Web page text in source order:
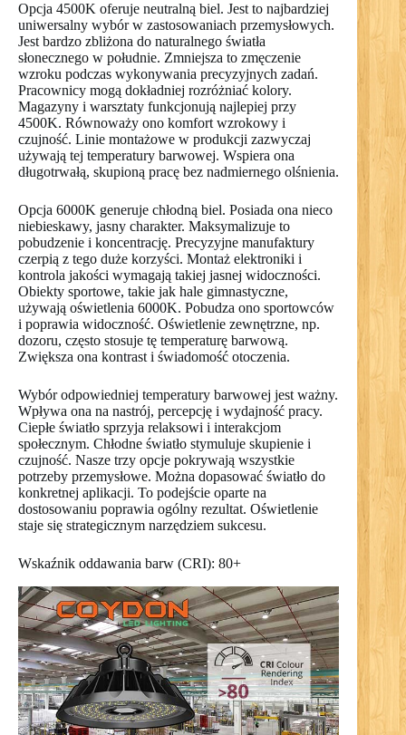
Opcja 4500K oferuje neutralną biel. Jest to najbardziej
uniwersalny wybór w zastosowaniach przemysłowych.
Jest bardzo zbliżona do naturalnego światła
słonecznego w południe. Zmniejsza to zmęczenie
wzroku podczas wykonywania precyzyjnych zadań.
Pracownicy mogą dokładniej rozróżniać kolory.
Magazyny i warsztaty funkcjonują najlepiej przy
4500K. Równoważy ono komfort wzrokowy i
czujność. Linie montażowe w produkcji zazwyczaj
używają tej temperatury barwowej. Wspiera ona
długotrwałą, skupioną pracę bez nadmiernego olśnienia.
Opcja 6000K generuje chłodną biel. Posiada ona nieco
niebieskawy, jasny charakter. Maksymalizuje to
pobudzenie i koncentrację. Precyzyjne manufaktury
czerpią z tego duże korzyści. Montaż elektroniki i
kontrola jakości wymagają takiej jasnej widoczności.
Obiekty sportowe, takie jak hale gimnastyczne,
używają oświetlenia 6000K. Pobudza ono sportowców
i poprawia widoczność. Oświetlenie zewnętrzne, np.
dozoru, często stosuje tę temperaturę barwową.
Zwiększa ona kontrast i świadomość otoczenia.
Wybór odpowiedniej temperatury barwowej jest ważny.
Wpływa ona na nastrój, percepcję i wydajność pracy.
Ciepłe światło sprzyja relaksowi i interakcjom
społecznym. Chłodne światło stymuluje skupienie i
czujność. Nasze trzy opcje pokrywają wszystkie
potrzeby przemysłowe. Można dopasować światło do
konkretnej aplikacji. To podejście oparte na
dostosowaniu poprawia ogólny rezultat. Oświetlenie
staje się strategicznym narzędziem sukcesu.
Wskaźnik oddawania barw (CRI): 80+